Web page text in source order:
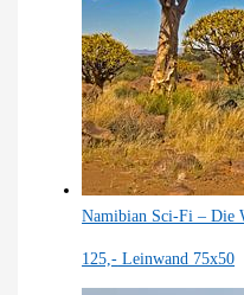
Namibian Sci-Fi – Die
125,- Leinwand 75x50